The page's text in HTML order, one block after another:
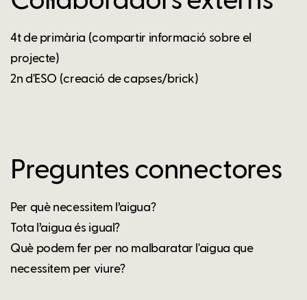
4t de primària (compartir informació sobre el
projecte)
2n d'ESO (creació de capses/brick)
Preguntes connectores
Per què necessitem l’aigua?
Tota l’aigua és igual?
Què podem fer per no malbaratar l'aigua que
necessitem per viure?